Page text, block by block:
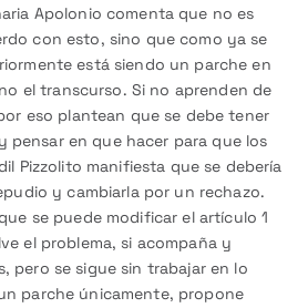
Apolonio comenta que no es
con esto, sino que como ya se
está siendo un parche en
el transcurso. Si no aprenden de
eso plantean que se debe tener
pensar en que hacer para que los
Pizzolito manifiesta que se debería
y cambiarla por un rechazo.
se puede modificar el artículo 1
el problema, si acompaña y
pero se sigue sin trabajar en lo
parche únicamente, propone